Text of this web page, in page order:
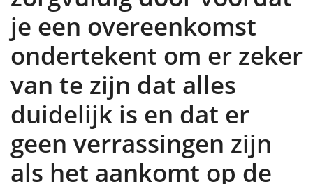
je een overeenkomst
ondertekent om er zeker
van te zijn dat alles
duidelijk is en dat er
geen verrassingen zijn
als het aankomt op de